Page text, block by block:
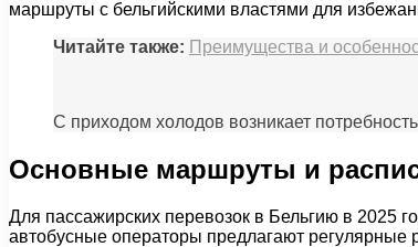
маршруты с бельгийскими властями для
Читайте также: Преимущества и
С приходом холодов возникает
Основные маршруты и
Для пассажирских перевозок в Бельгию в 2025
автобусные операторы предлагают регулярные